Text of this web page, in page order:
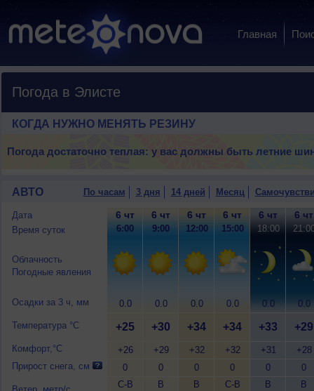
Главная
Погода в Элисте
КОГДА НУЖНО МЕНЯТЬ РЕЗИНУ
Погода достаточно теплая: у вас должны быть летние
АВТО По часам 3 дня 14 дней Месяц
Дата
Время суток
Облачность
Погодные явления
Осадки за 3 ч, мм
Температура °C
Комфорт,°C
Прирост снега, см
6 чт
6:00
0.0
+25
+26
0
С-В
6 чт
9:00
0.0
+30
+29
0
В
6 чт
12:00
0.0
+34
+32
0
В
6 чт
15:00
0.0
+34
+32
0
С-В
6 чт
18:00
0.0
+33
+31
0
В
6 чт
0.0
+29
+28
0
В